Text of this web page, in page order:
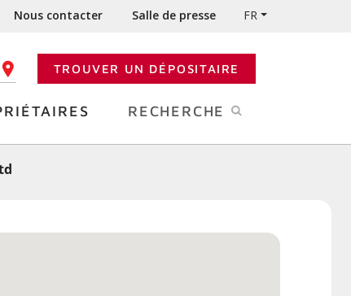
Nous contacter Salle de presse FR
POSTALTROUVER UN DÉPOSITAIRE
RECHERCHE